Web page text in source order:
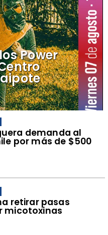
demanda al
por más de $500
retirar pasas
micotoxinas
Power